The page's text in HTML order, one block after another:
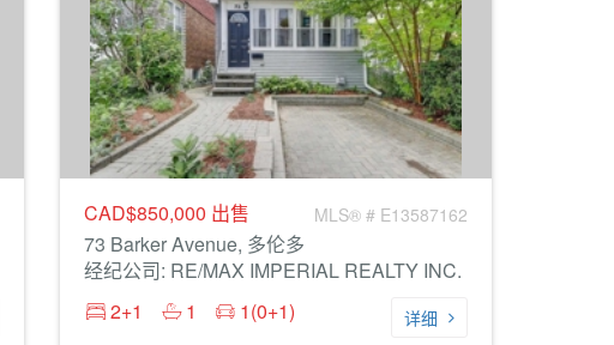
CAD$850,000 出售 MLS® # E13587162
73 Barker Avenue, 多伦多
经纪公司: RE/MAX IMPERIAL REALTY INC.
2+1
1 1(0+1) 详细